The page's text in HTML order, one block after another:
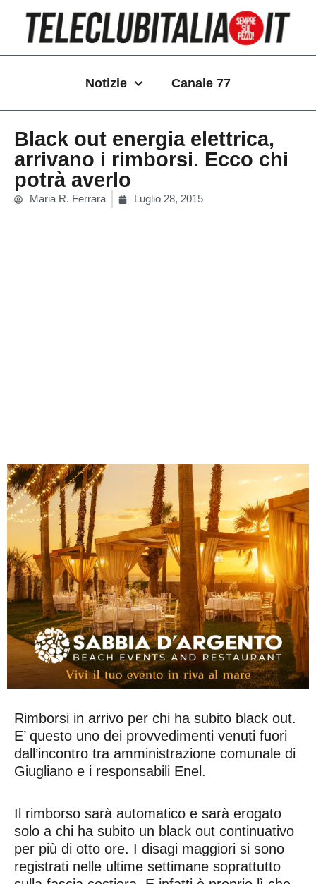
contenuto
Notizie Canale 77
Black out energia elettrica,
arrivano i rimborsi. Ecco chi
potrà averlo
Maria R. Ferrara Luglio 28, 2015
Rimborsi in arrivo per chi ha subito black out.
E’ questo uno dei provvedimenti venuti fuori
dall’incontro tra amministrazione comunale di
Giugliano e i responsabili Enel.
Il rimborso sarà automatico e sarà erogato
solo a chi ha subito un black out continuativo
per più di otto ore. I disagi maggiori si sono
registrati nelle ultime settimane soprattutto